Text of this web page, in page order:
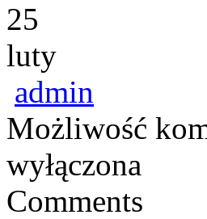
25
luty
admin
Możliwość
wyłączona
Comments